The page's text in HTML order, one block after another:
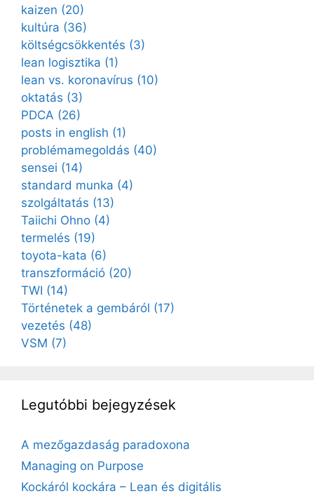
kaizen (20)
kultúra (36)
költségcsökkentés (3)
lean logisztika (1)
lean vs. koronavírus (10)
oktatás (3)
PDCA (26)
posts in english (1)
problémamegoldás (40)
sensei (14)
standard munka (4)
szolgáltatás (13)
Taiichi Ohno (4)
termelés (19)
toyota-kata (6)
transzformáció (20)
TWI (14)
Történetek a gembáról (17)
vezetés (48)
VSM (7)
Legutóbbi bejegyzések
A mezőgazdaság paradoxona
Managing on Purpose
Kockáról kockára – Lean és digitális